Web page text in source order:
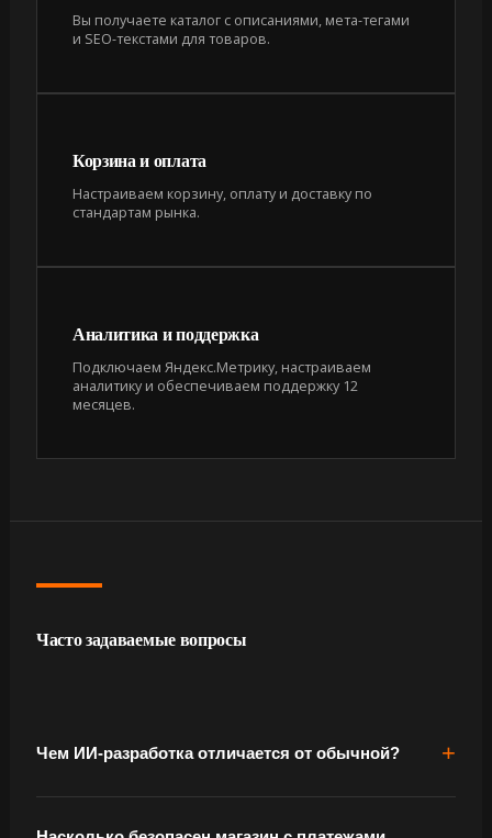
Вы получаете каталог с описаниями, мета-тегами
и SEO-текстами для товаров.
Корзина и оплата
Настраиваем корзину, оплату и доставку по
стандартам рынка.
Аналитика и поддержка
Подключаем Яндекс.Метрику, настраиваем
аналитику и обеспечиваем поддержку 12
месяцев.
Часто задаваемые вопросы
Чем ИИ-разработка отличается от обычной?